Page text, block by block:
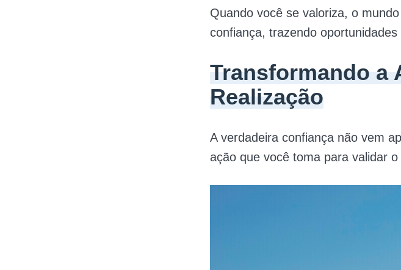
Quando você se valoriza, o
confiança, trazendo
Transformando a
Realização
A verdadeira confiança não vem
ação que você toma para validar o